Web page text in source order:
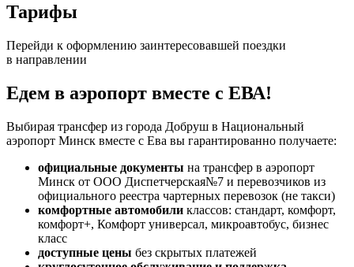
Тарифы
Перейди к оформлению заинтересовавшей поездки
в направлении
Едем в аэропорт вместе с ЕВА!
Выбирая трансфер из города Добруш в Национальный
аэропорт Минск вместе с Ева вы гарантированно получаете:
официальные документы на трансфер в аэропорт
Минск от ООО Диспетчерская№7 и перевозчиков из
официального реестра чартерных перевозок (не такси)
комфортные автомобили классов: стандарт, комфорт,
комфорт+, Комфорт универсал, микроавтобус, бизнес
класс
доступные цены без скрытых платежей